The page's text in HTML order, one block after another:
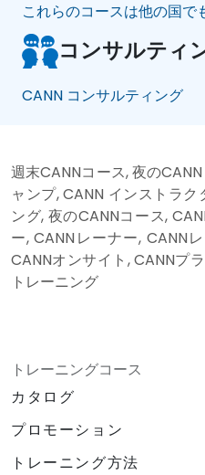
これらのコースは他の国で
コンサルティ
CANN コンサルティング
週末CANNコース, 夜の
ャンプ, CANN インストラ
ング, 夜のCANNコース,
ー, CANNレーナー, CANN
CANNオンサイト, CANNプ
トレーニング
トレーニングコース
カタログ
プロモーション
トレーニング方法